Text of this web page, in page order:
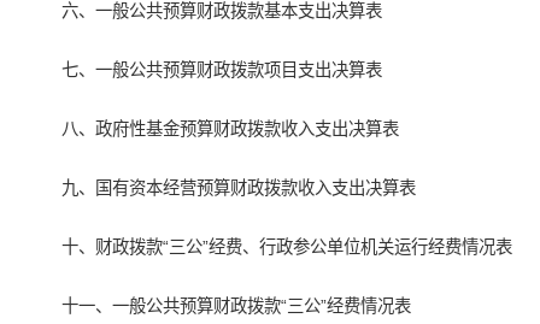
六、一般公共预算财政拨款基本支出决算表
七、一般公共预算财政拨款项目支出决算表
八、政府性基金预算财政拨款收入支出决算表
九、国有资本经营预算财政拨款收入支出决算表
十、财政拨款“三公”经费、行政参公单位机关运行经费情况表
十一、一般公共预算财政拨款“三公”经费情况表